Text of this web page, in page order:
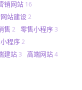
销网站 16
站建设2
售 2 零售小程序 3
程序2
建站 3 高端网站4